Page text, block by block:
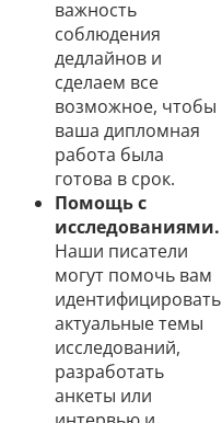
важность
соблюдения
дедлайнов и
сделаем все
возможное, чтобы
ваша дипломная
работа была
готова в срок.
Помощь с
исследованиями.
Наши писатели
могут помочь вам
идентифицировать
актуальные темы
исследований,
разработать
анкеты или